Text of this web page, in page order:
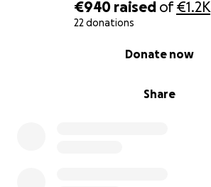
€940 raised of€1.2K
22 donations
Share
Donate now